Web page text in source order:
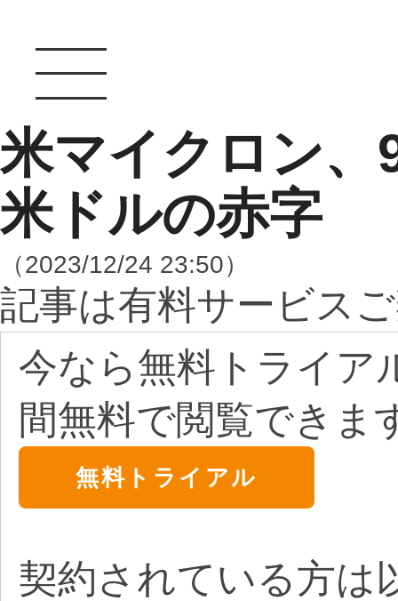
米マイクロン、
米ドルの赤字
（2023/12/24 23:50）
記事は有料サービス
今なら無料トライア
間無料で閲覧できま
無料トライアル
契約されている方は